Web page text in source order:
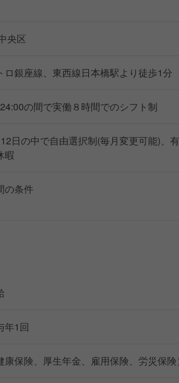
央区
ロ銀座線、東西線日本橋駅より徒歩1分
の間で実働８時間でのシフト制
日の中で自由選択制(毎月変更可能)、
暇
の条件
年1回
康保険、厚生年金、雇用保険、労災保険